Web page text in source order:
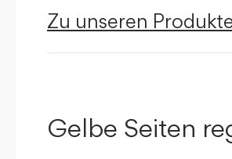
Zu unseren
Gelbe Seiten